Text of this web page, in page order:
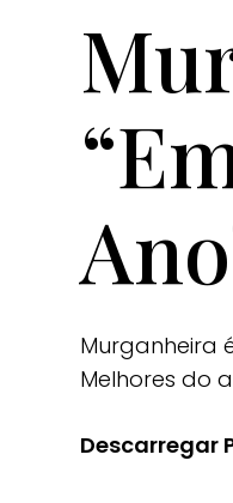
Murganheira
Melhores do
Descarregar